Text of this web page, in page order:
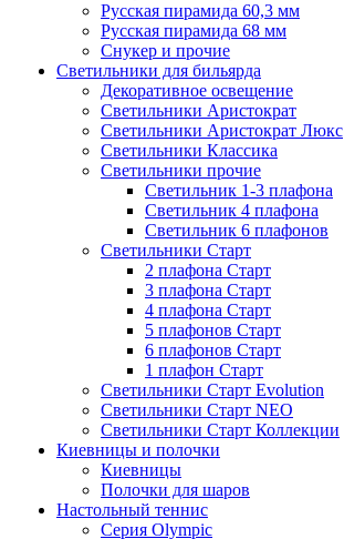
Русская пирамида 60,3 мм
Русская пирамида 68 мм
Снукер и прочие
Светильники для бильярда
Декоративное освещение
Светильники Аристократ
Светильники Аристократ Люкс
Светильники Классика
Светильники прочие
Светильник 1-3 плафона
Светильник 4 плафона
Светильник 6 плафонов
Светильники Старт
2 плафона Старт
3 плафона Старт
4 плафона Старт
5 плафонов Старт
6 плафонов Старт
1 плафон Старт
Светильники Старт Evolution
Светильники Старт NEO
Светильники Старт Коллекции
Киевницы и полочки
Киевницы
Полочки для шаров
Настольный теннис
Серия Olympic